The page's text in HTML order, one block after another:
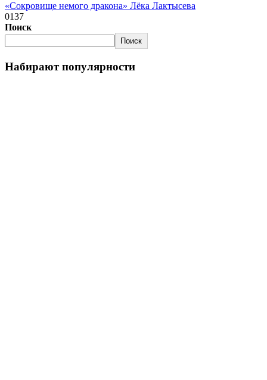
«Сокровище немого дракона» Лёка Лактысева
0137
Поиск
Поиск
Набирают популярности